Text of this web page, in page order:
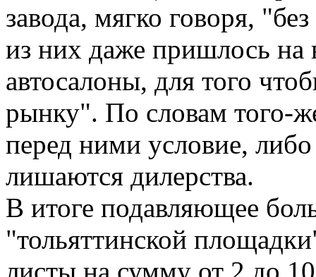
завода, мягко говоря,
из них даже пришлось на
автосалоны, для того
рынку". По словам того-
перед ними условие,
лишаются дилерства.
В итоге подавляющее
"тольяттинской